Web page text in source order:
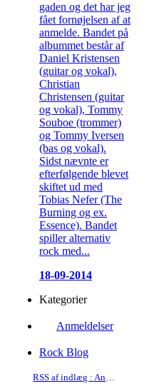
gaden og det har jeg
fået fornøjelsen af at
anmelde. Bandet på
albummet består af
Daniel Kristensen
(guitar og vokal),
Christian
Christensen (guitar
og vokal), Tommy
Souboe (trommer)
og Tommy Iversen
(bas og vokal).
Sidst nævnte er
efterfølgende blevet
skiftet ud med
Tobias Nefer (The
Burning og ex.
Essence). Bandet
spiller alternativ
rock med...
18-09-2014
Kategorier
Anmeldelser
Rock Blog
RSS af indlæg : Anmeldelser